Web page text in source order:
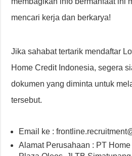
mencari kerja dan berkarya!
Jika sahabat tertarik mendaftar
Home Credit Indonesia, segera
dokumen yang diminta untuk
tersebut.
Email ke :
Alamat Perusahaan : PT